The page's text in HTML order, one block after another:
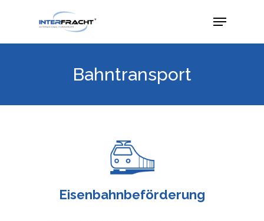
Bahntransport
Eisenbahnbeförderung